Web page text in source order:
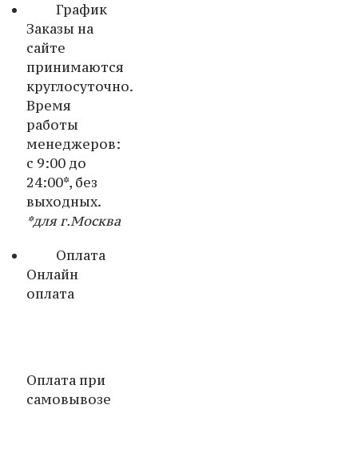
График
Заказы на
сайте
принимаются
круглосуточно.
Время
работы
менеджеров:
с 9:00 до
24:00*, без
выходных.
*для г.Москва
Оплата
Онлайн
оплата
Оплата при
самовывозе